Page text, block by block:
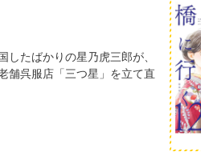
したばかりの星乃虎三郎が、
舗呉服店「三つ星」を立て直